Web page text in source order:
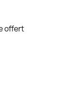
offert